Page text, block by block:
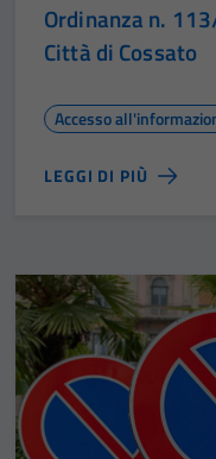
Ordinanza n.
Città di Cossato
Accesso
LEGGI DI PIÙ